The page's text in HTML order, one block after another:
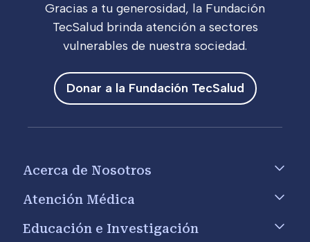
Gracias a tu generosidad, la Fundación
TecSalud brinda atención a sectores
vulnerables de nuestra sociedad.
Donar a la Fundación TecSalud
Acerca de Nosotros
Atención Médica
Educación e Investigación